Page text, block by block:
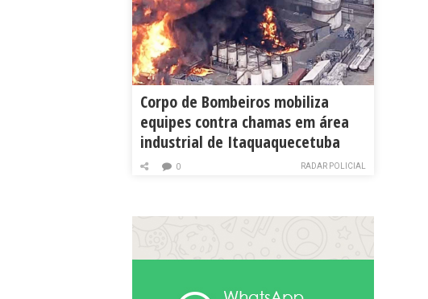
Corpo de Bombeiros mobiliza
equipes contra chamas em área
industrial de Itaquaquecetuba
RADAR POLICIAL
0